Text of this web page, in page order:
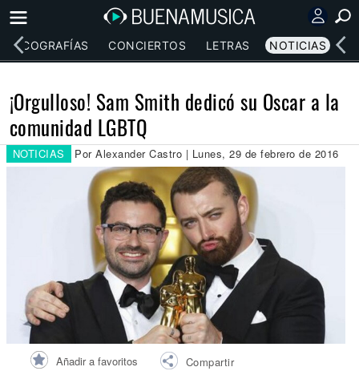
DISCOGRAFÍAS CONCIERTOS LETRAS NOTICIAS
¡Orgulloso! Sam Smith dedicó su Oscar a la
comunidad LGBTQ
NOTICIAS Por Alexander Castro | Lunes, 29 de febrero de 2016
Añadir a favoritos Compartir